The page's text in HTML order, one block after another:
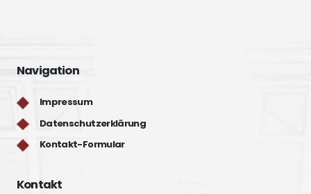
Navigation
Impressum
Datenschutzerklärung
Kontakt-Formular
Kontakt